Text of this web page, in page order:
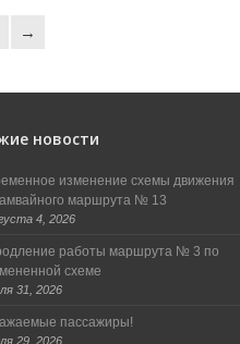
новости
изменение схемы движения
маршрута № 13
4, 2026
работы маршрута № 3 по
схеме
31, 2026
пассажиры!
29, 2026